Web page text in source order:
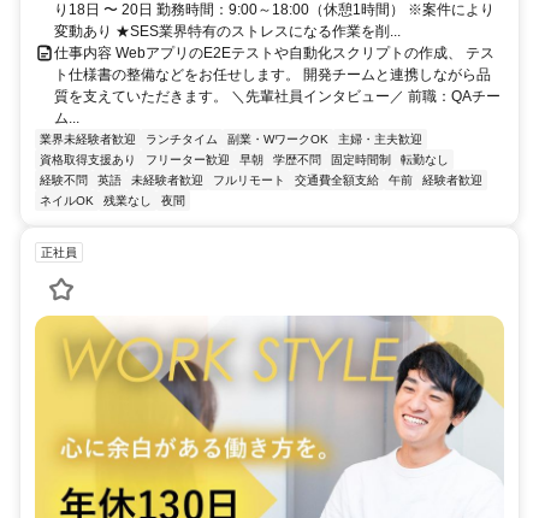
り18日 〜 20日 勤務時間：9:00～18:00（休憩1時間） ※案件により
変動あり ★SES業界特有のストレスになる作業を削...
仕事内容 WebアプリのE2Eテストや自動化スクリプトの作成、 テス
ト仕様書の整備などをお任せします。 開発チームと連携しながら品
質を支えていただきます。 ＼先輩社員インタビュー／ 前職：QAチー
ム...
業界未経験者歓迎 ランチタイム 副業・WワークOK
主婦・主夫歓迎
資格取得支援あり
フリーター歓迎 早朝 学歴不問 固定時間制
転勤なし
経験不問
英語 未経験者歓迎 フルリモート 交通費全額支給 午前
経験者歓迎
ネイルOK
残業なし 夜間
正社員